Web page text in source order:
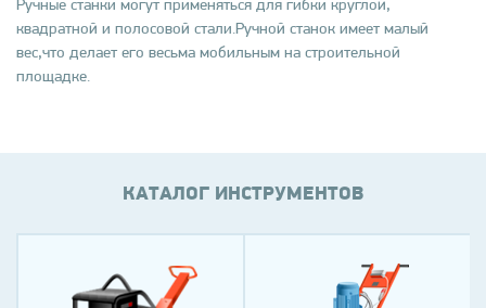
Ручные станки могут применяться для гибки круглой,
квадратной и полосовой стали.Ручной станок имеет малый
вес,что делает его весьма мобильным на строительной
площадке.
КАТАЛОГ ИНСТРУМЕНТОВ